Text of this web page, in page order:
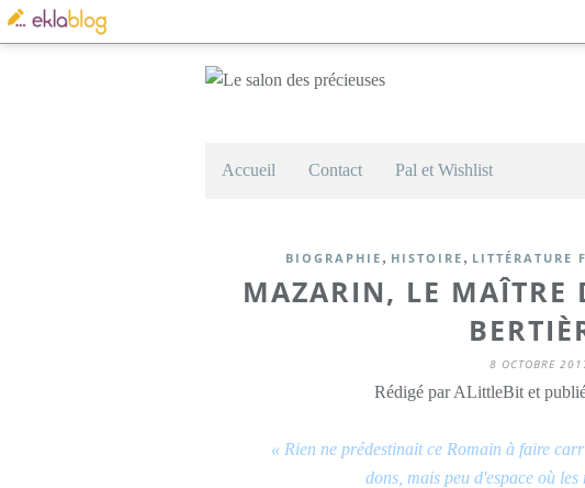
Accueil Contact Pal et Wishlist
BIOGRAPHIE , HISTOIRE , LITTÉRATURE
MAZARIN, LE MAÎTRE
8 OCTOBRE
Rédigé par ALittleBit et
« Rien ne prédestinait ce Romain à faire
dons, mais peu d'espace où les